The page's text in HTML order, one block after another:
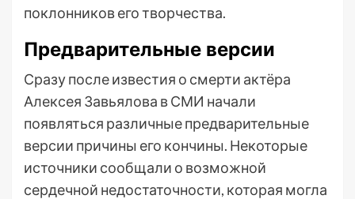
поклонников его творчества.
Предварительные версии
Сразу после известия о смерти актёра
Алексея Завьялова в СМИ начали
появляться различные предварительные
версии причины его кончины. Некоторые
источники сообщали о возможной
сердечной недостаточности, которая могла